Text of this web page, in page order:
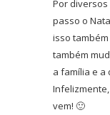
Por
passo o
isso
também
a família e a
vem! 🙂